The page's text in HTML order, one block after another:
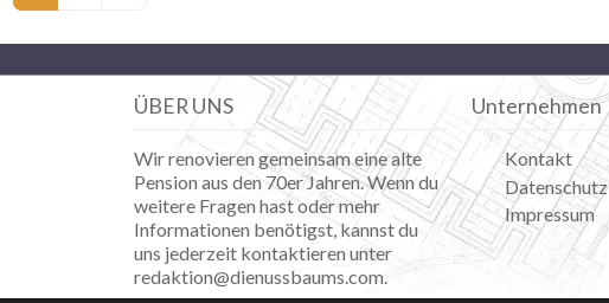
ÜBER UNS
Wir renovieren gemeinsam eine alte
Pension aus den 70er Jahren. Wenn du
weitere Fragen hast oder mehr
Informationen benötigst, kannst du
uns jederzeit kontaktieren unter
redaktion@dienussbaums.com.
Unternehmen
Kontakt
Datenschutz
Impressum